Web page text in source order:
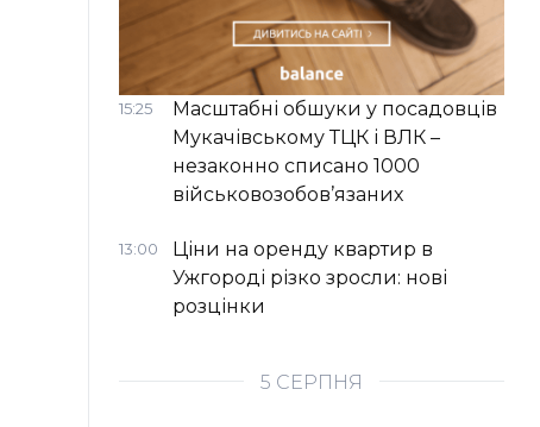
15:25
Масштабні обшуки у посадовців
Мукачівському ТЦК і ВЛК –
незаконно списано 1000
військовозобов’язаних
13:00
Ціни на оренду квартир в
Ужгороді різко зросли: нові
розцінки
5 СЕРПНЯ